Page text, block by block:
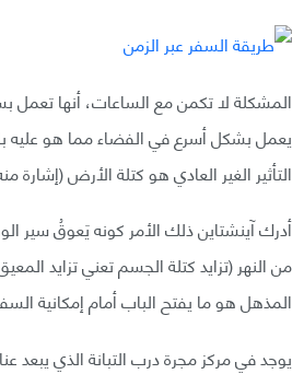
المشكلة لا تكمن مع الساعات، أنها تعمل
يعمل بشكل أسرع في الفضاء مما هو
التأثير الغير العادي هو كتلة الأرض (إشارة
أدرك آينشتاين ذلك الأمر كونه يَعوقُ سير
من النهر (تزايد كتلة الجسم تعني تزايد
المذهل هو ما يفتح الباب أمام إمكانية